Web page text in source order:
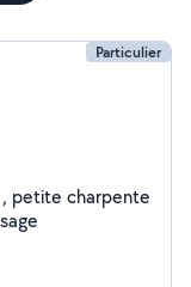
Particulier